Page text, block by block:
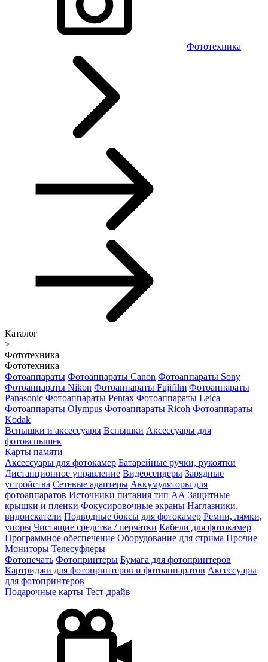
Фототехника
Каталог
>
Фототехника
Фототехника
Фотоаппараты Фотоаппараты Canon Фотоаппараты Sony
Фотоаппараты Nikon Фотоаппараты Fujifilm Фотоаппараты
Panasonic Фотоаппараты Pentax Фотоаппараты Leica
Фотоаппараты Olympus Фотоаппараты Ricoh Фотоаппараты
Kodak
Вспышки и аксессуары Вспышки Аксессуары для
фотовспышек
Карты памяти
Аксессуары для фотокамер Батарейные ручки, рукоятки
Дистанционное управление Видеосендеры Зарядные
устройства Сетевые адаптеры Аккумуляторы для
фотоаппаратов Источники питания тип АА Защитные
крышки и пленки Фокусировочные экраны Наглазники,
видоискатели Подводные боксы для фотокамер Ремни, лямки,
упоры Чистящие средства / перчатки Кабели для фотокамер
Программное обеспечение Оборудование для стрима Прочие
Мониторы Телесуфлеры
Фотопечать Фотопринтеры Бумага для фотопринтеров
Картриджи для фотопринтеров и фотоаппаратов Аксессуары
для фотопринтеров
Подарочные карты Тест-драйв